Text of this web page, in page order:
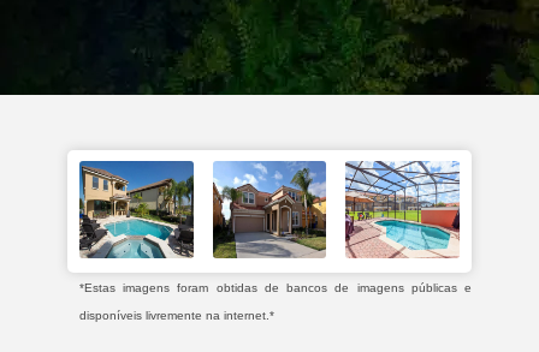
*Estas imagens foram obtidas de bancos de imagens públicas e
disponíveis livremente na internet.*